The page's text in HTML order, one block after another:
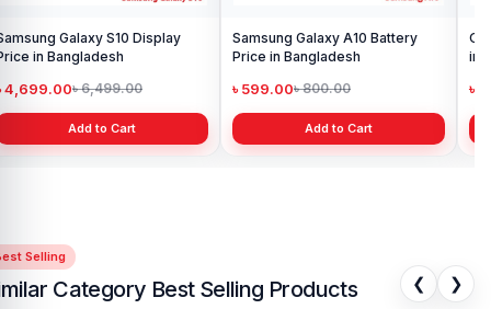
Galaxy S10 Display
in Bangladesh
4,699.00৳ 6,499.00
Add to Cart
Samsung Galaxy A10 Battery
Price in Bangladesh
৳ 599.00৳ 800.00
Add to Cart
in
৳
Selling
Category Best Selling Products ❮ ❯